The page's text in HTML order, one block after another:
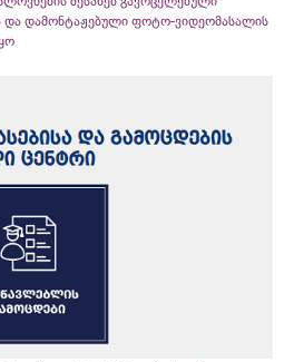
და დამონტაჟებული ფოტო-ვიდეომასალის